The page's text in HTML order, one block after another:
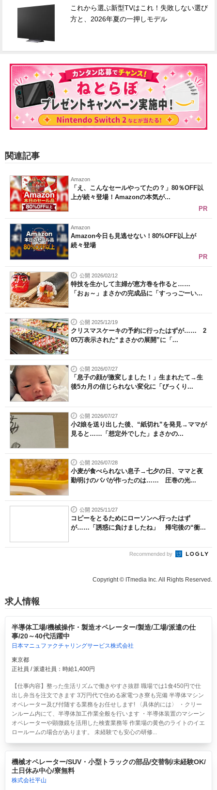
これから選ぶ新型TVはこれ！失敗しない選び
方と、2026年夏の一押しモデル
関連記事
Amazon
「え、こんなセールやってたの？」80％OFF以
上が続々登場！Amazonの本気が...
PR
Amazon
Amazon今日も見逃せない！80%OFF以上が
続々登場
PR
公開 2026/02/12
特技を生かして主婦が恵方巻を作ると……
「おぉ～」まさかの完成品に「すっっごーい...
公開 2025/12/19
クリスマスケーキの予約に行ったはずが…… 2
05万表示された“まさかの展開”に「...
公開 2026/07/27
「息子の顔が激変しました！」生まれたて→生
後5カ月の信じられない変化に「びっくり...
公開 2026/07/27
小2娘を送り出した後、“紙切れ”を発見→ママが
見ると……「想定外でした」まさかの...
公開 2026/07/28
小麦が食べられない息子→七夕の日、ママと夜
勤明けのパパが作ったのは…… 圧巻の光...
公開 2025/11/27
コピーをとるためにローソンへ行ったはず
が……「誘惑に負けましたね」 帰宅後の“衝...
Recommended by
Copyright © ITmedia Inc. All Rights Reserved.
求人情報
半導体工場/機械操作・製造オペレーター/製造/工場/派遣の仕
事/20～40代活躍中
日本マニュファクチャリングサービス株式会社
東京都
正社員 / 派遣社員：時給1,400円
【仕事内容】整った生活リズムで働きやすさ抜群 職場では1食450円で仕
出し弁当を注文できます 3万円代で住める家電つき寮も完備 半導体マシン
オペレーター及び付随する業務をお任せします! 〈具体的には〉 ・クリー
ンルーム内にて、半導体加工作業全般を行います ・半導体装置のマシーン
オペレーターや顕微鏡を活用した検査業務等 作業場の黄色のライトのイエ
ロールームの場合があります。 未経験でも安心の研修...
機械オペレーター/SUV・小型トラックの部品/交替制/未経験OK/
土日休み中心/寮無料
株式会社平山